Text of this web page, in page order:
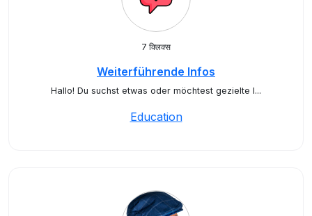
7 क्लिक्स
Weiterführende Infos
Hallo! Du suchst etwas oder möchtest gezielte I...
Education